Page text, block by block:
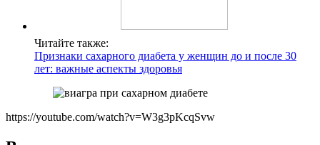
Читайте также:
Признаки сахарного диабета у женщин до и после 30
лет: важные аспекты здоровья
https://youtube.com/watch?v=W3g3pKcqSvw